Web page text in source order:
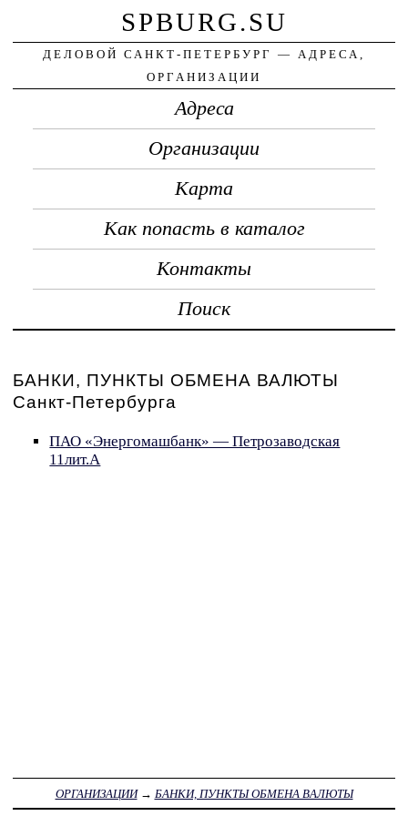
SPBURG.SU
ДЕЛОВОЙ САНКТ-ПЕТЕРБУРГ — АДРЕСА,
ОРГАНИЗАЦИИ
Адреса
Организации
Карта
Как попасть в каталог
Контакты
Поиск
БАНКИ, ПУНКТЫ ОБМЕНА ВАЛЮТЫ
Санкт-Петербурга
ПАО «Энергомашбанк» — Петрозаводская
11лит.А
ОРГАНИЗАЦИИ→ БАНКИ, ПУНКТЫ ОБМЕНА ВАЛЮТЫ